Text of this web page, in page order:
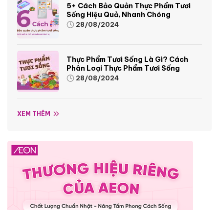
5+ Cách Bảo Quản Thực Phẩm Tươi
Sống Hiệu Quả, Nhanh Chóng
28/08/2024
Thực Phẩm Tươi Sống Là Gì? Cách
Phân Loại Thực Phẩm Tươi Sống
28/08/2024
XEM THÊM